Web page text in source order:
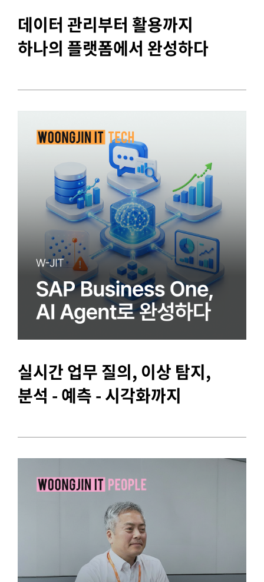
데이터 관리부터 활용까지
하나의 플랫폼에서 완성하다
실시간 업무 질의, 이상 탐지,
분석 - 예측 - 시각화까지